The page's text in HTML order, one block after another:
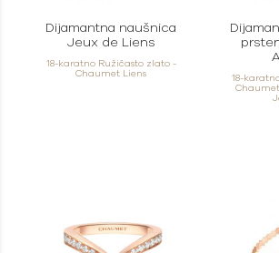
Dijamantna naušnica
Jeux de Liens
18-karatno Ružičasto zlato -
Chaumet Liens
18-